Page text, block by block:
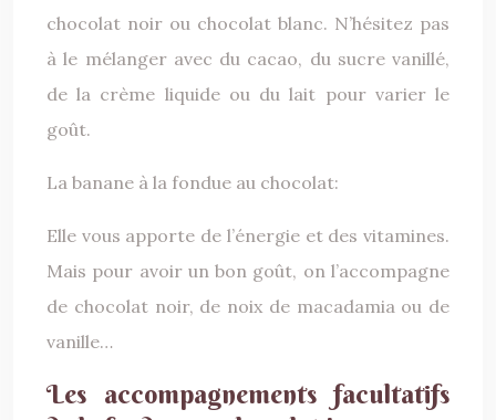
chocolat noir ou chocolat blanc. N’hésitez pas
à le mélanger avec du cacao, du sucre vanillé,
de la crème liquide ou du lait pour varier le
goût.
La banane à la fondue au chocolat:
Elle vous apporte de l’énergie et des vitamines.
Mais pour avoir un bon goût, on l’accompagne
de chocolat noir, de noix de macadamia ou de
vanille…
Les accompagnements facultatifs